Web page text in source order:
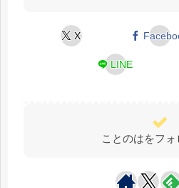
X
LINE
ことのはをフォ